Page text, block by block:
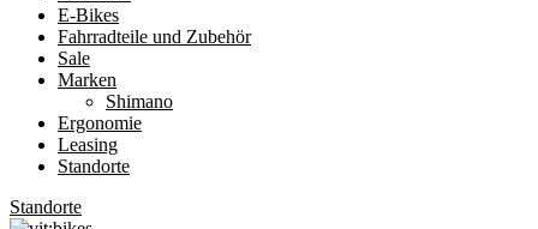
E-Bikes
Fahrradteile und Zubehör
Sale
Marken
Shimano
Ergonomie
Leasing
Standorte
Standorte